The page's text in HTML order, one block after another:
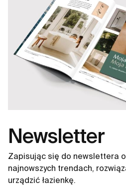
przez co jest naturalnie ciepły
codziennym użytkowaniu.
brodzika.
Newsletter
Zapisując się do newslettera
najnowszych trendach,
urządzić łazienkę.